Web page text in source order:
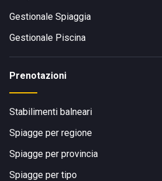
Gestionale Spiaggia
Gestionale Piscina
Prenotazioni
Stabilimenti balneari
Spiagge per regione
Spiagge per provincia
Spiagge per tipo